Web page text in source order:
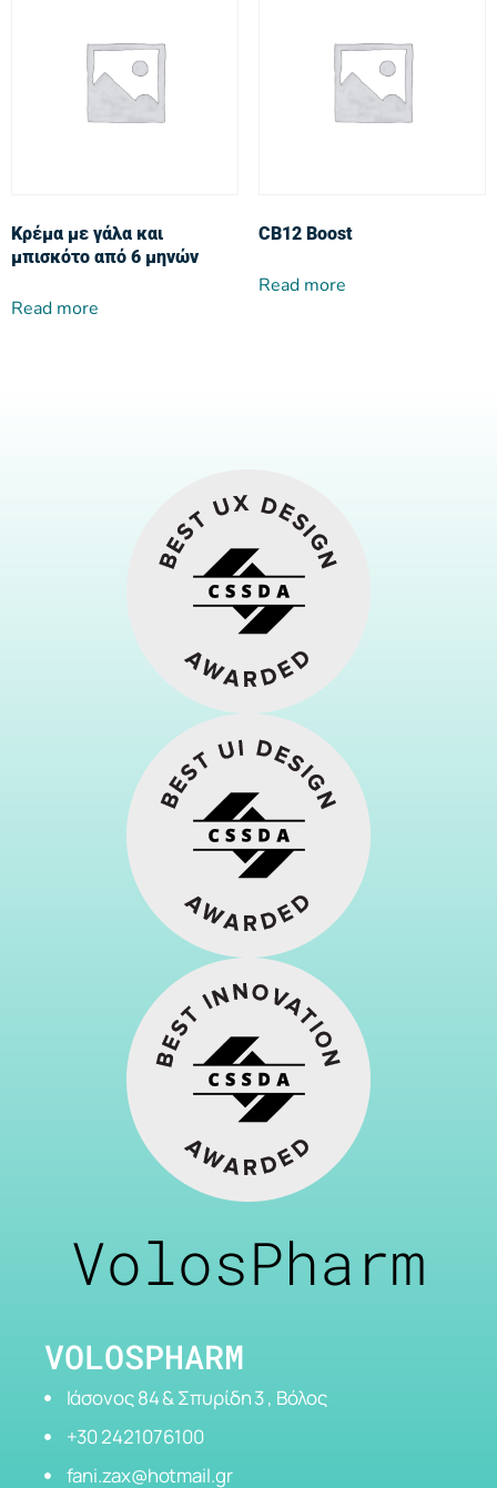
Κρέμα με γάλα και
μπισκότο από 6 μηνών
Read more
CB12 Boost
Read more
VolosPharm
VOLOSPHARM
Ιάσονος 84 & Σπυρίδη 3 , Βόλος
+30 2421076100
fani.zax@hotmail.gr